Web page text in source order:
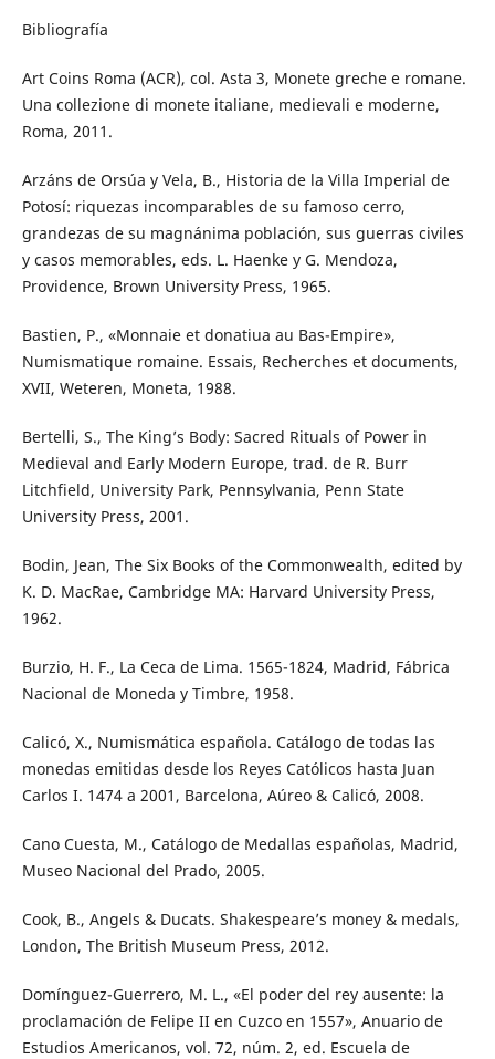
Bibliografía
Art Coins Roma (ACR), col. Asta 3, Monete greche e romane.
Una collezione di monete italiane, medievali e moderne,
Roma, 2011.
Arzáns de Orsúa y Vela, B., Historia de la Villa Imperial de
Potosí: riquezas incomparables de su famoso cerro,
grandezas de su magnánima población, sus guerras civiles
y casos memorables, eds. L. Haenke y G. Mendoza,
Providence, Brown University Press, 1965.
Bastien, P., «Monnaie et donatiua au Bas-Empire»,
Numismatique romaine. Essais, Recherches et documents,
XVII, Weteren, Moneta, 1988.
Bertelli, S., The King’s Body: Sacred Rituals of Power in
Medieval and Early Modern Europe, trad. de R. Burr
Litchfield, University Park, Pennsylvania, Penn State
University Press, 2001.
Bodin, Jean, The Six Books of the Commonwealth, edited by
K. D. MacRae, Cambridge MA: Harvard University Press,
1962.
Burzio, H. F., La Ceca de Lima. 1565-1824, Madrid, Fábrica
Nacional de Moneda y Timbre, 1958.
Calicó, X., Numismática española. Catálogo de todas las
monedas emitidas desde los Reyes Católicos hasta Juan
Carlos I. 1474 a 2001, Barcelona, Aúreo & Calicó, 2008.
Cano Cuesta, M., Catálogo de Medallas españolas, Madrid,
Museo Nacional del Prado, 2005.
Cook, B., Angels & Ducats. Shakespeare’s money & medals,
London, The British Museum Press, 2012.
Domínguez-Guerrero, M. L., «El poder del rey ausente: la
proclamación de Felipe II en Cuzco en 1557», Anuario de
Estudios Americanos, vol. 72, núm. 2, ed. Escuela de